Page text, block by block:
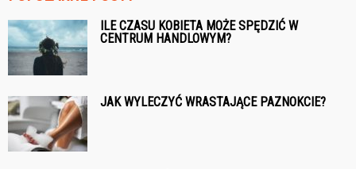
ILE CZASU KOBIETA MOŻE SPĘDZIĆ W
CENTRUM HANDLOWYM?
JAK WYLECZYĆ WRASTAJĄCE PAZNOKCIE?